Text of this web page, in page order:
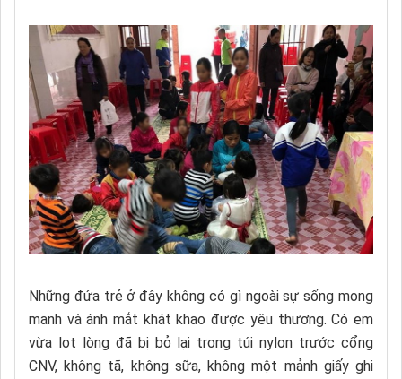
Những đứa trẻ ở đây không có gì ngoài sự sống mong
manh và ánh mắt khát khao được yêu thương. Có em
vừa lọt lòng đã bị bỏ lại trong túi nylon trước cổng
CNV, không tã, không sữa, không một mảnh giấy ghi